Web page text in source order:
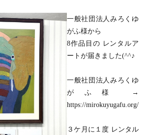
一般社団法人みろくゆ
がふ様から
8作品目の レンタルア
ートが届きました(^^♪
一般社団法人みろくゆ
がふ様 →
https://mirokuyugafu.org/
３ケ月に１度 レンタル